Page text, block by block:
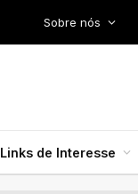
Sobre nós
Links de Interesse